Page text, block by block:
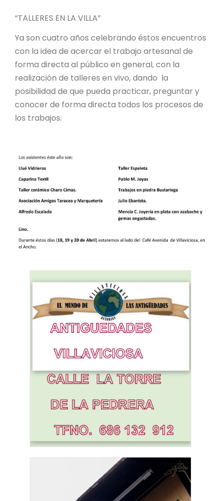
“TALLERES EN LA VILLA”
Ya son cuatro años celebrando éstos encuentros
con la idea de acercar el trabajo artesanal de
forma directa al público en general, con la
realización de talleres en vivo, dando la
posibilidad de que pueda practicar, preguntar y
conocer de forma directa todos los procesos de
los trabajos.